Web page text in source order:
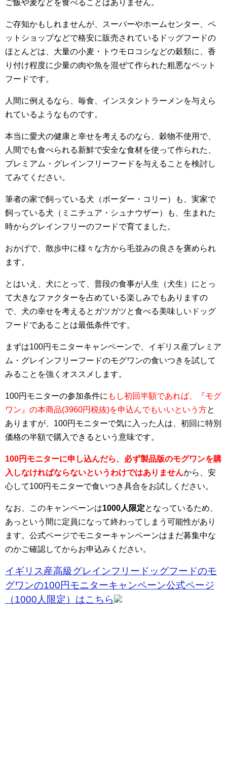
ご飯や麦などを食べることはありません。
ご存知かもしれませんが、スーパーやホームセンター、ペ
ットショップなどで格安に販売されているドッグフードの
ほとんどは、大量の小麦・トウモロコシなどの穀類に、香
り付け程度に少量の肉や魚を混ぜて作られた粗悪なペット
フードです。
人間に例えるなら、毎食、インスタントラーメンを与えら
れているようなものです。
本当に愛犬の健康と幸せを考えるのなら、穀物不使用で、
人間でも食べられる新鮮で安全な食材を使って作られた、
プレミアム・グレインフリーフードを与えることを検討し
てみてください。
筆者の家で飼っている犬（ボーダー・コリー）も、実家で
飼っている犬（ミニチュア・シュナウザー）も、生まれた
時からグレインフリーのフードで育てました。
おかげで、散歩中に様々な方から毛並みの良さを褒められ
ます。
とはいえ、犬にとって、普段の食事が人生（犬生）にとっ
て大きなファクターを占めている楽しみでもありますの
で、犬の幸せを考えるとガツガツと食べる美味しいドッグ
フードであることは最低条件です。
まずは100円モニターキャンペーンで、イギリス産プレミア
ム・グレインフリーフードのモグワンの食いつきを試して
みることを強くオススメします。
100円モニターの参加条件に もし初回半額であれば、『モグ
ワン』の本商品(3960円税抜)を申込んでもいいという方と
ありますが、100円モニターで気に入った人は、初回に特別
価格の半額で購入できるという意味です。
100円モニターに申し込んだら、必ず製品版のモグワンを購
入しなければならないというわけではありませんから、安
心して100円モニターで食いつき具合をお試しください。
なお、このキャンペーンは1000人限定となっているため、
あっという間に定員になって終わってしまう可能性があり
ます。公式ページでモニターキャンペーンはまだ募集中な
のかご確認してからお申込みください。
イギリス産高級グレインフリードッグフードのモ
グワンの100円モニターキャンペーン公式ページ
（1000人限定）はこちら